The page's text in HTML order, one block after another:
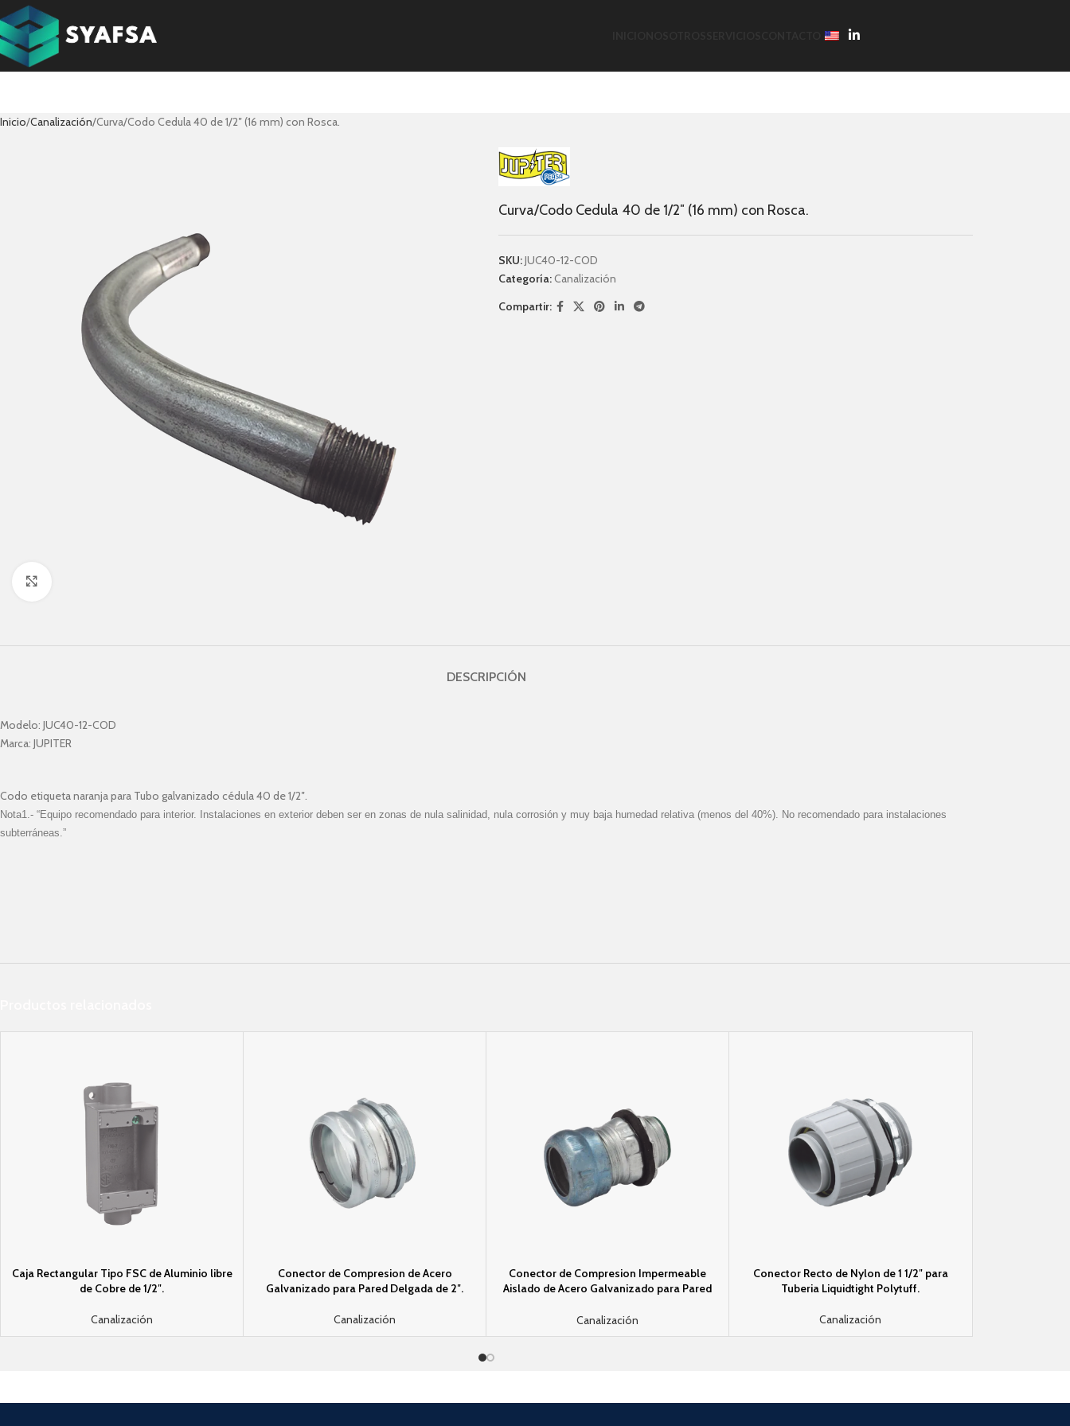
Inicio Canalización Curva/Codo Cedula 40 de 1/2″ (16 mm) con Rosca.
Curva/Codo Cedula 40 de 1/2″ (16 mm) con Rosca.
SKU:JUC40-12-COD
Categoría: Canalización
Compartir:
DESCRIPCIÓN
Modelo: JUC40-12-COD
Marca: JUPITER
Codo etiqueta naranja para Tubo galvanizado cédula 40 de 1/2″.
Nota1.- “Equipo recomendado para interior. Instalaciones en exterior deben ser en zonas de nula salinidad, nula corrosión y muy baja humedad relativa (menos del 40%). No recomendado para instalaciones
subterráneas.”
Caja Rectangular Tipo FSC de Aluminio libre
de Cobre de 1/2″.
Canalización
Conector de Compresion de Acero
Galvanizado para Pared Delgada de 2″.
Canalización
Conector de Compresion Impermeable
Aislado de Acero Galvanizado para Pared
Canalización
Conector Recto de Nylon de 1 1/2″ para
Tuberi­a Liquidtight Polytuff.
Canalización